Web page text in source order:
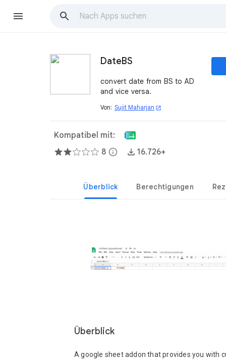
DateBS
convert date from BS to AD
and vice versa.
Von: Sujit Maharjan open_in_new
Kompatibel mit:
8 info 16.726+
Überblick Berechtigungen
Überblick
A google sheet addon that provides you with